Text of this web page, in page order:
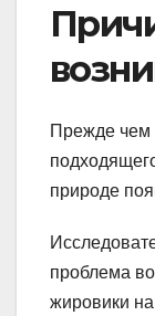
Прежде чем
природе
проблема
жировики